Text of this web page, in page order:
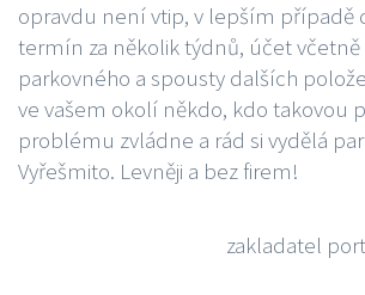
opravdu není vtip, v lepším případě
termín za několik týdnů, účet včetně
parkovného a spousty dalších
ve vašem okolí někdo, kdo takovou
problému zvládne a rád si vydělá
Vyřešmito. Levněji a bez firem!
zakladatel